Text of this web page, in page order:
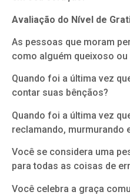
Avaliação do Nível de
As pessoas que moram
como alguém queixoso ou
Quando foi a última vez
contar suas bênçãos?
Quando foi a última vez
reclamando, murmurando
Você se considera uma
para todas as coisas de
Você celebra a graça